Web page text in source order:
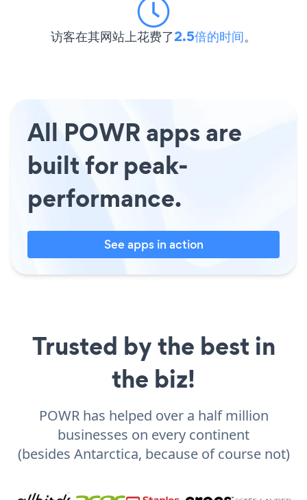
访客在其网站上花费了2.5倍的时间。
All POWR apps are
built for peak-
performance.
See apps in action
Trusted by the best in
the biz!
POWR has helped over a half million
businesses on every continent
(besides Antarctica, because of course not)